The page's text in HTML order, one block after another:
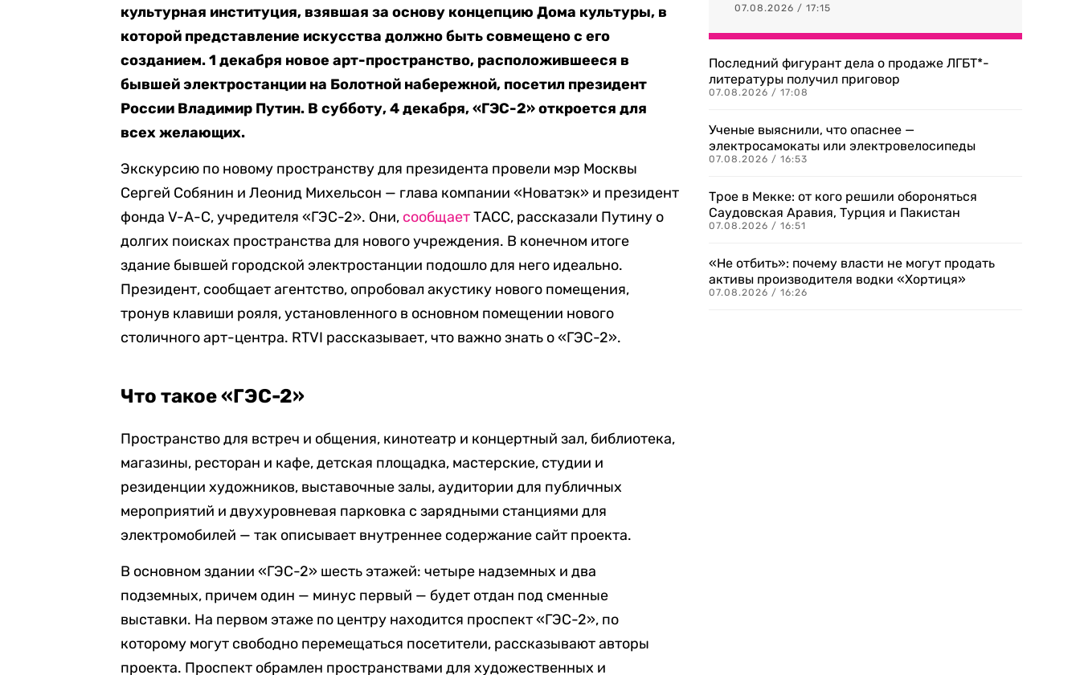
культурная институция, взявшая за основу концепцию Дома культуры, в
которой представление искусства должно быть совмещено с его
созданием. 1 декабря новое арт-пространство, расположившееся в
бывшей электростанции на Болотной набережной, посетил президент
России Владимир Путин. В субботу, 4 декабря, «ГЭС-2» откроется для
всех желающих.
Экскурсию по новому пространству для президента провели мэр Москвы
Сергей Собянин и Леонид Михельсон — глава компании «Новатэк» и президент
фонда V-A-C, учредителя «ГЭС-2». Они, сообщаетТАСС, рассказали Путину о
долгих поисках пространства для нового учреждения. В конечном итоге
здание бывшей городской электростанции подошло для него идеально.
Президент, сообщает агентство, опробовал акустику нового помещения,
тронув клавиши рояля, установленного в основном помещении нового
столичного арт-центра. RTVI рассказывает, что важно знать о «ГЭС-2».
Что такое «ГЭС-2»
Пространство для встреч и общения, кинотеатр и концертный зал, библиотека,
магазины, ресторан и кафе, детская площадка, мастерские, студии и
резиденции художников, выставочные залы, аудитории для публичных
мероприятий и двухуровневая парковка с зарядными станциями для
электромобилей — так описывает внутреннее содержание сайт проекта.
В основном здании «ГЭС-2» шесть этажей: четыре надземных и два
подземных, причем один — минус первый — будет отдан под сменные
выставки. На первом этаже по центру находится проспект «ГЭС-2», по
которому могут свободно перемещаться посетители, рассказывают авторы
проекта. Проспект обрамлен пространствами для художественных и
07.08.2026 / 17:15
Последний фигурант дела о продаже ЛГБТ*-
литературы получил приговор
07.08.2026 / 17:08
Ученые выяснили, что опаснее —
электросамокаты или электровелосипеды
07.08.2026 / 16:53
Трое в Мекке: от кого решили обороняться
Саудовская Аравия, Турция и Пакистан
07.08.2026 / 16:51
«Не отбить»: почему власти не могут продать
активы производителя водки «Хортиця»
07.08.2026 / 16:26